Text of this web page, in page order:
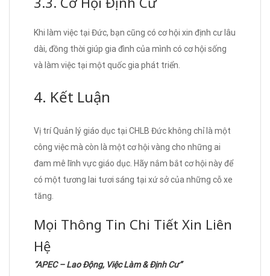
Khi làm việc tại Đức, bạn cũng có cơ hội xin định cư lâu
dài, đồng thời giúp gia đình của mình có cơ hội sống
và làm việc tại một quốc gia phát triển.
4. Kết Luận
Vị trí Quản lý giáo dục tại CHLB Đức không chỉ là một
công việc mà còn là một cơ hội vàng cho những ai
đam mê lĩnh vực giáo dục. Hãy nắm bắt cơ hội này để
có một tương lai tươi sáng tại xứ sở của những cỗ xe
tăng.
Mọi Thông Tin Chi Tiết Xin Liên
Hệ
“APEC – Lao Động, Việc Làm & Định Cư”